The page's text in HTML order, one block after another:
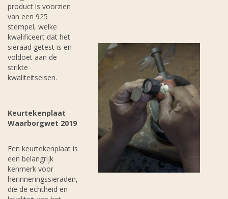
product is voorzien
van een 925
stempel, welke
kwalificeert dat het
sieraad getest is en
voldoet aan de
strikte
kwaliteitseisen.
Keurtekenplaat
Waarborgwet 2019
Een keurtekenplaat is
een belangrijk
kenmerk voor
herinneringssieraden,
die de echtheid en